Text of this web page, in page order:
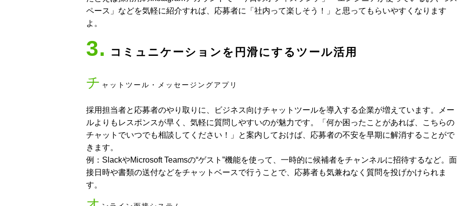
ペース」などを気軽に紹介すれば、応募者に「社内って楽しそう！」と思ってもらいやすくなります
よ。
3. コミュニケーションを円滑にするツール活用
チ ャットツール・メッセージングアプリ
採用担当者と応募者のやり取りに、ビジネス向けチャットツールを導入する企業が増えています。メー
ルよりもレスポンスが早く、気軽に質問しやすいのが魅力です。「何か困ったことがあれば、こちらの
チャットでいつでも相談してください！」と案内しておけば、応募者の不安を早期に解消することがで
きます。
例：SlackやMicrosoft Teamsの“ゲスト”機能を使って、一時的に候補者をチャンネルに招待するなど。面
接日時や書類の送付などをチャットベースで行うことで、応募者も気兼ねなく質問を投げかけられま
す。